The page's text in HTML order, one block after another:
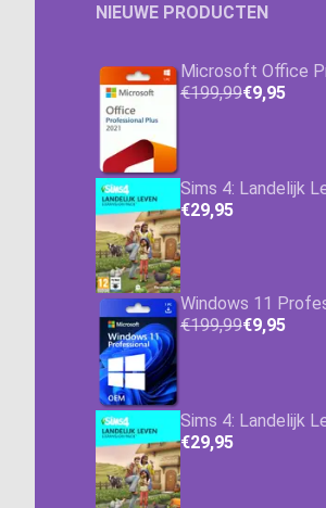
NIEUWE PRODUCTEN
Microsoft Office
€199,99€9,95
Sims 4: Landelijk
€29,95
Windows 11
€199,99€9,95
Sims 4: Landelijk
€29,95